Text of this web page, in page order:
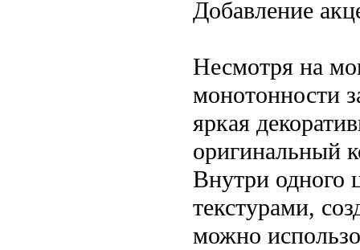
Добавление
Несмотря на
монотонности
яркая
оригинальный
Внутри одного
текстурами,
можно